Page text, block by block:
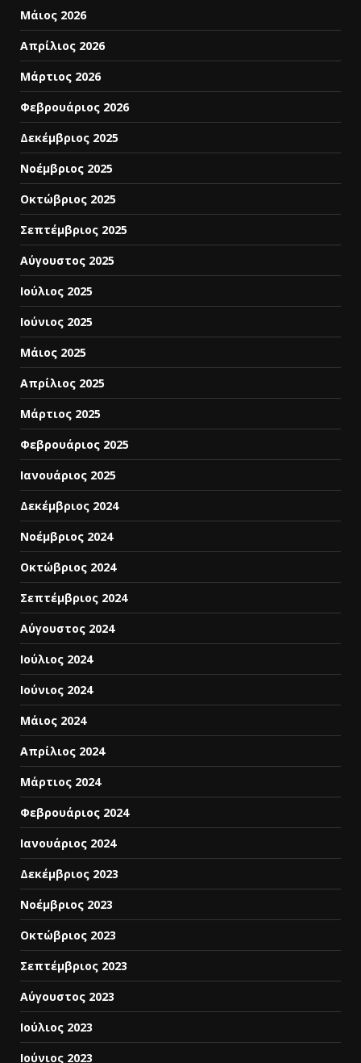
Μάιος 2026
Απρίλιος 2026
Μάρτιος 2026
Φεβρουάριος 2026
Δεκέμβριος 2025
Νοέμβριος 2025
Οκτώβριος 2025
Σεπτέμβριος 2025
Αύγουστος 2025
Ιούλιος 2025
Ιούνιος 2025
Μάιος 2025
Απρίλιος 2025
Μάρτιος 2025
Φεβρουάριος 2025
Ιανουάριος 2025
Δεκέμβριος 2024
Νοέμβριος 2024
Οκτώβριος 2024
Σεπτέμβριος 2024
Αύγουστος 2024
Ιούλιος 2024
Ιούνιος 2024
Μάιος 2024
Απρίλιος 2024
Μάρτιος 2024
Φεβρουάριος 2024
Ιανουάριος 2024
Δεκέμβριος 2023
Νοέμβριος 2023
Οκτώβριος 2023
Σεπτέμβριος 2023
Αύγουστος 2023
Ιούλιος 2023
Ιούνιος 2023